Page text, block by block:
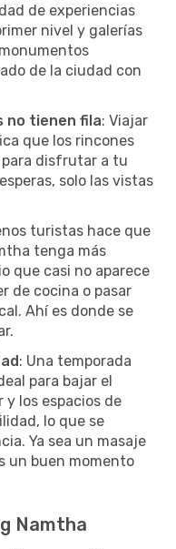
de experiencias
nivel y galerías
de la ciudad con
no tienen fila: Viajar
que los rincones
para disfrutar a tu
solo las vistas
turistas hace que
tenga más
que casi no aparece
de cocina o pasar
Ahí es donde se
: Una temporada
para bajar el
los espacios de
lo que se
Ya sea un masaje
un buen momento
Namtha